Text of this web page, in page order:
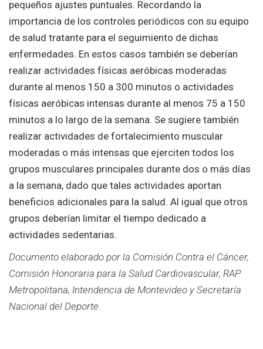
pequeños ajustes puntuales. Recordando la
importancia de los controles periódicos con su equipo
de salud tratante para el seguimiento de dichas
enfermedades. En estos casos también se deberían
realizar actividades físicas aeróbicas moderadas
durante al menos 150 a 300 minutos o actividades
físicas aeróbicas intensas durante al menos 75 a 150
minutos a lo largo de la semana. Se sugiere también
realizar actividades de fortalecimiento muscular
moderadas o más intensas que ejerciten todos los
grupos musculares principales durante dos o más días
a la semana, dado que tales actividades aportan
beneficios adicionales para la salud. Al igual que otros
grupos deberían limitar el tiempo dedicado a
actividades sedentarias.
Documento elaborado por la Comisión Contra el Cáncer,
Comisión Honoraria para la Salud Cardiovascular, RAP
Metropolitana, Intendencia de Montevideo y Secretaría
Nacional del Deporte.